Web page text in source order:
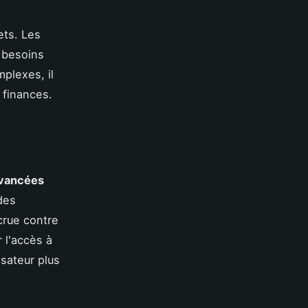
Les
il
contre
l'accès à
plus